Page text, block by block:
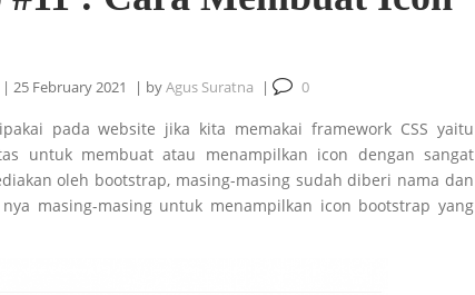
| 25 February 2021 | byAgus Suratna | 0
pada website jika kita memakai framework CSS yaitu
untuk membuat atau menampilkan icon dengan sangat
oleh bootstrap, masing-masing sudah diberi nama dan
masing-masing untuk menampilkan icon bootstrap yang